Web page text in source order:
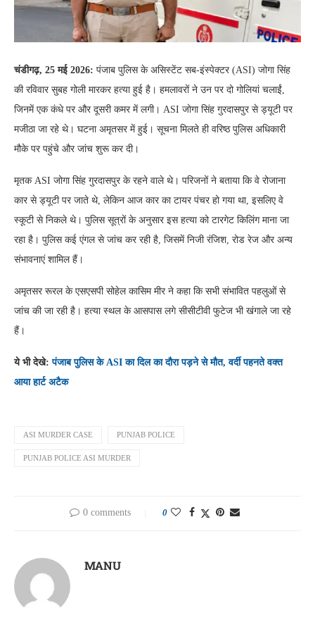
चंडीगढ़, 25 मई 2026: पंजाब पुलिस के असिस्टेंट सब-इंस्पेक्टर (ASI) जोगा सिंह
की रविवार सुबह गोली मारकर हत्या हुई है। हमलावरों ने उन पर दो गोलियां चलाईं,
जिनमें एक कंधे पर और दूसरी कमर में लगी। ASI जोगा सिंह गुरदासपुर से ड्यूटी पर
मजीठा जा रहे थे। घटना अमृतसर में हुई। सूचना मिलते ही वरिष्ठ पुलिस अधिकारी
मौके पर पहुंचे और जांच शुरू कर दी।
मृतक ASI जोगा सिंह गुरदासपुर के रहने वाले थे। परिजनों ने बताया कि वे रोजाना
कार से ड्यूटी पर जाते थे, लेकिन आज कार का टायर पंचर हो गया था, इसलिए वे
स्कूटी से निकले थे। पुलिस सूत्रों के अनुसार इस हत्या को टारगेट किलिंग माना जा
रहा है। पुलिस कई एंगल से जांच कर रही है, जिसमें निजी रंजिश, रोड रेज और अन्य
संभावनाएं शामिल हैं।
अमृतसर रूरल के एसएसपी सोहेल कासिम मीर ने कहा कि सभी संभावित पहलुओं से
जांच की जा रही है। हत्या स्थल के आसपास लगे सीसीटीवी फुटेज भी खंगाले जा रहे
हैं।
ये भी देखे:पंजाब पुलिस के ASI का दिल का दौरा पड़ने से मौत, वर्दी पहनते वक्त
आया हार्ट अटैक
ASI MURDER CASE PUNJAB POLICE
PUNJAB POLICE ASI MURDER
0 comments 0
MANU